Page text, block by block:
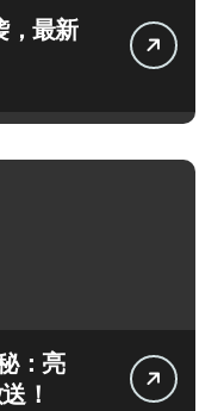
，最新
：亮
！